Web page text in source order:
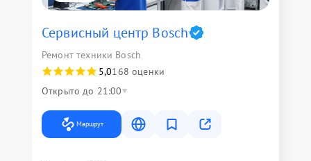
Сервисный центр Bosch
Ремонт техники Bosch
5,0168 оценки
Открыто до 21:00
Маршрут